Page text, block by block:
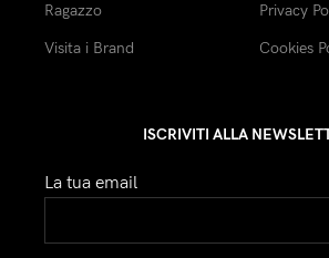
Ragazzo
Visita i Brand
Privacy
Cookies
ISCRIVITI ALLA
La tua email